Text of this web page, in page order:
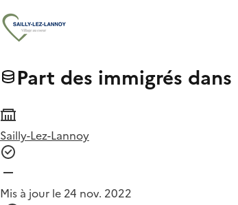
Part des immigrés
Sailly-Lez-Lannoy
Mis à jour le 24 nov. 2022